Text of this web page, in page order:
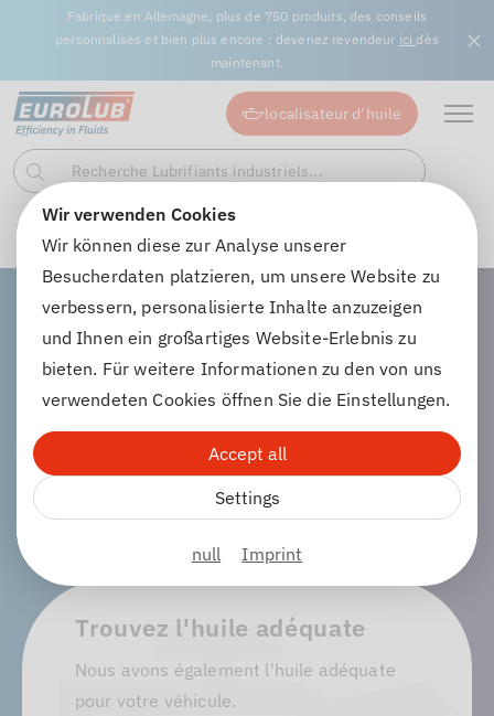
Wir verwenden Cookies
Wir können diese zur Analyse unserer
Besucherdaten platzieren, um unsere Website zu
verbessern, personalisierte Inhalte anzuzeigen
und Ihnen ein großartiges Website-Erlebnis zu
bieten. Für weitere Informationen zu den von uns
verwendeten Cookies öffnen Sie die Einstellungen.
Accept all
Settings
null Imprint
Fabriqué en Allemagne, plus de 750 produits, des conseils
personnalisés et bien plus encore : devenez revendeur ici dès
maintenant.
localisateur d’huile
Recherche
Recherche Lubrifiants industriels...
Produits chimiques hivernaux
Antigel pour pare-
brise
Trouvez l'huile adéquate
Nous avons également l'huile adéquate
pour votre véhicule.